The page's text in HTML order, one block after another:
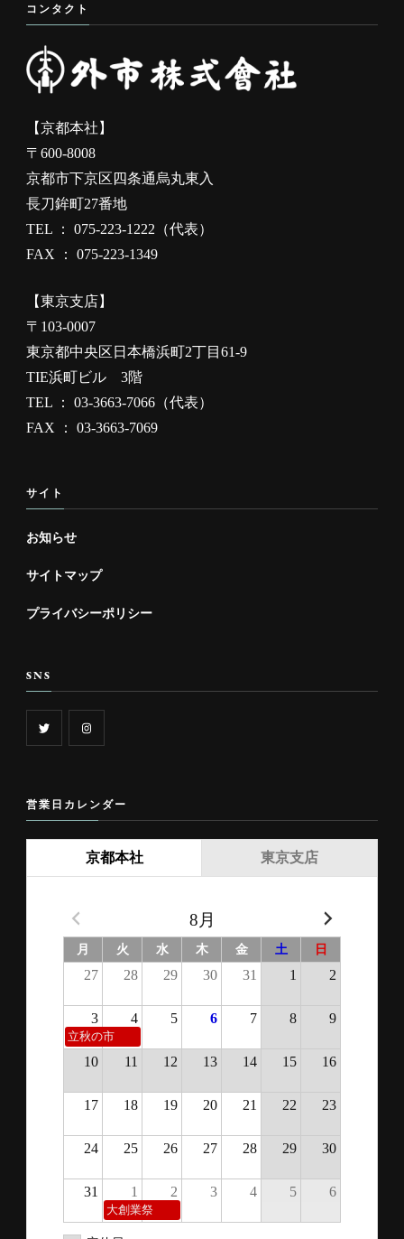
コンタクト
【京都本社】
〒600-8008
京都市下京区四条通烏丸東入
長刀鉾町27番地
TEL ： 075-223-1222（代表）
FAX ： 075-223-1349
【東京支店】
〒103-0007
東京都中央区日本橋浜町2丁目61-9
TIE浜町ビル 3階
TEL ： 03-3663-7066（代表）
FAX ： 03-3663-7069
サイト
お知らせ
サイトマップ
プライバシーポリシー
SNS
営業日カレンダー
京都本社
8月
月 火 水 木 金 土 日
27 28 29 30 31 1 2
3 4 5 6 7 8 9
立秋の市
10 11 12 13 14 15 16
17 18 19 20 21 22 23
24 25 26 27 28 29 30
31 1 2 3 4 5 6
大創業祭
東京支店